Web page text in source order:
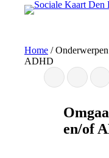
Home /Onderwerpen
ADHD
en/of